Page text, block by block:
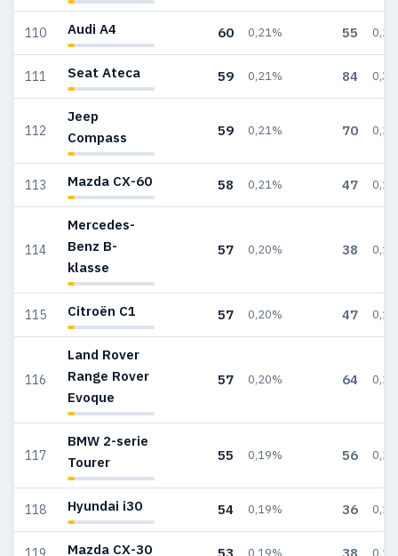
110 Audi A4 60 0,21% 55
111 Seat Ateca 59 0,21% 84
112
Jeep
Compass
59 0,21% 70
113 Mazda CX-60 58 0,21% 47
114
Mercedes-
Benz B-
klasse
57 0,20% 38
115 Citroën C1 57 0,20% 47
116
Land Rover
Range Rover
Evoque
57 0,20% 64
117
BMW 2-serie
Tourer
55 0,19% 56
118 Hyundai i30 54 0,19% 36
Mazda CX-30 0,19%